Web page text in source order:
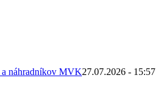
a náhradníkov MVK27.07.2026 - 15:57